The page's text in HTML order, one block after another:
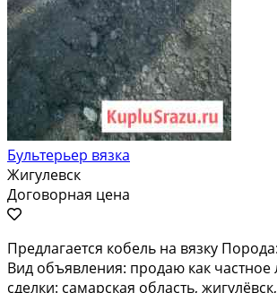
Бультерьер вязка
Жигулевск
Договорная цена
Предлагается кобель на вязку
Вид объявления: продаю как частное
сделки: самарская область,